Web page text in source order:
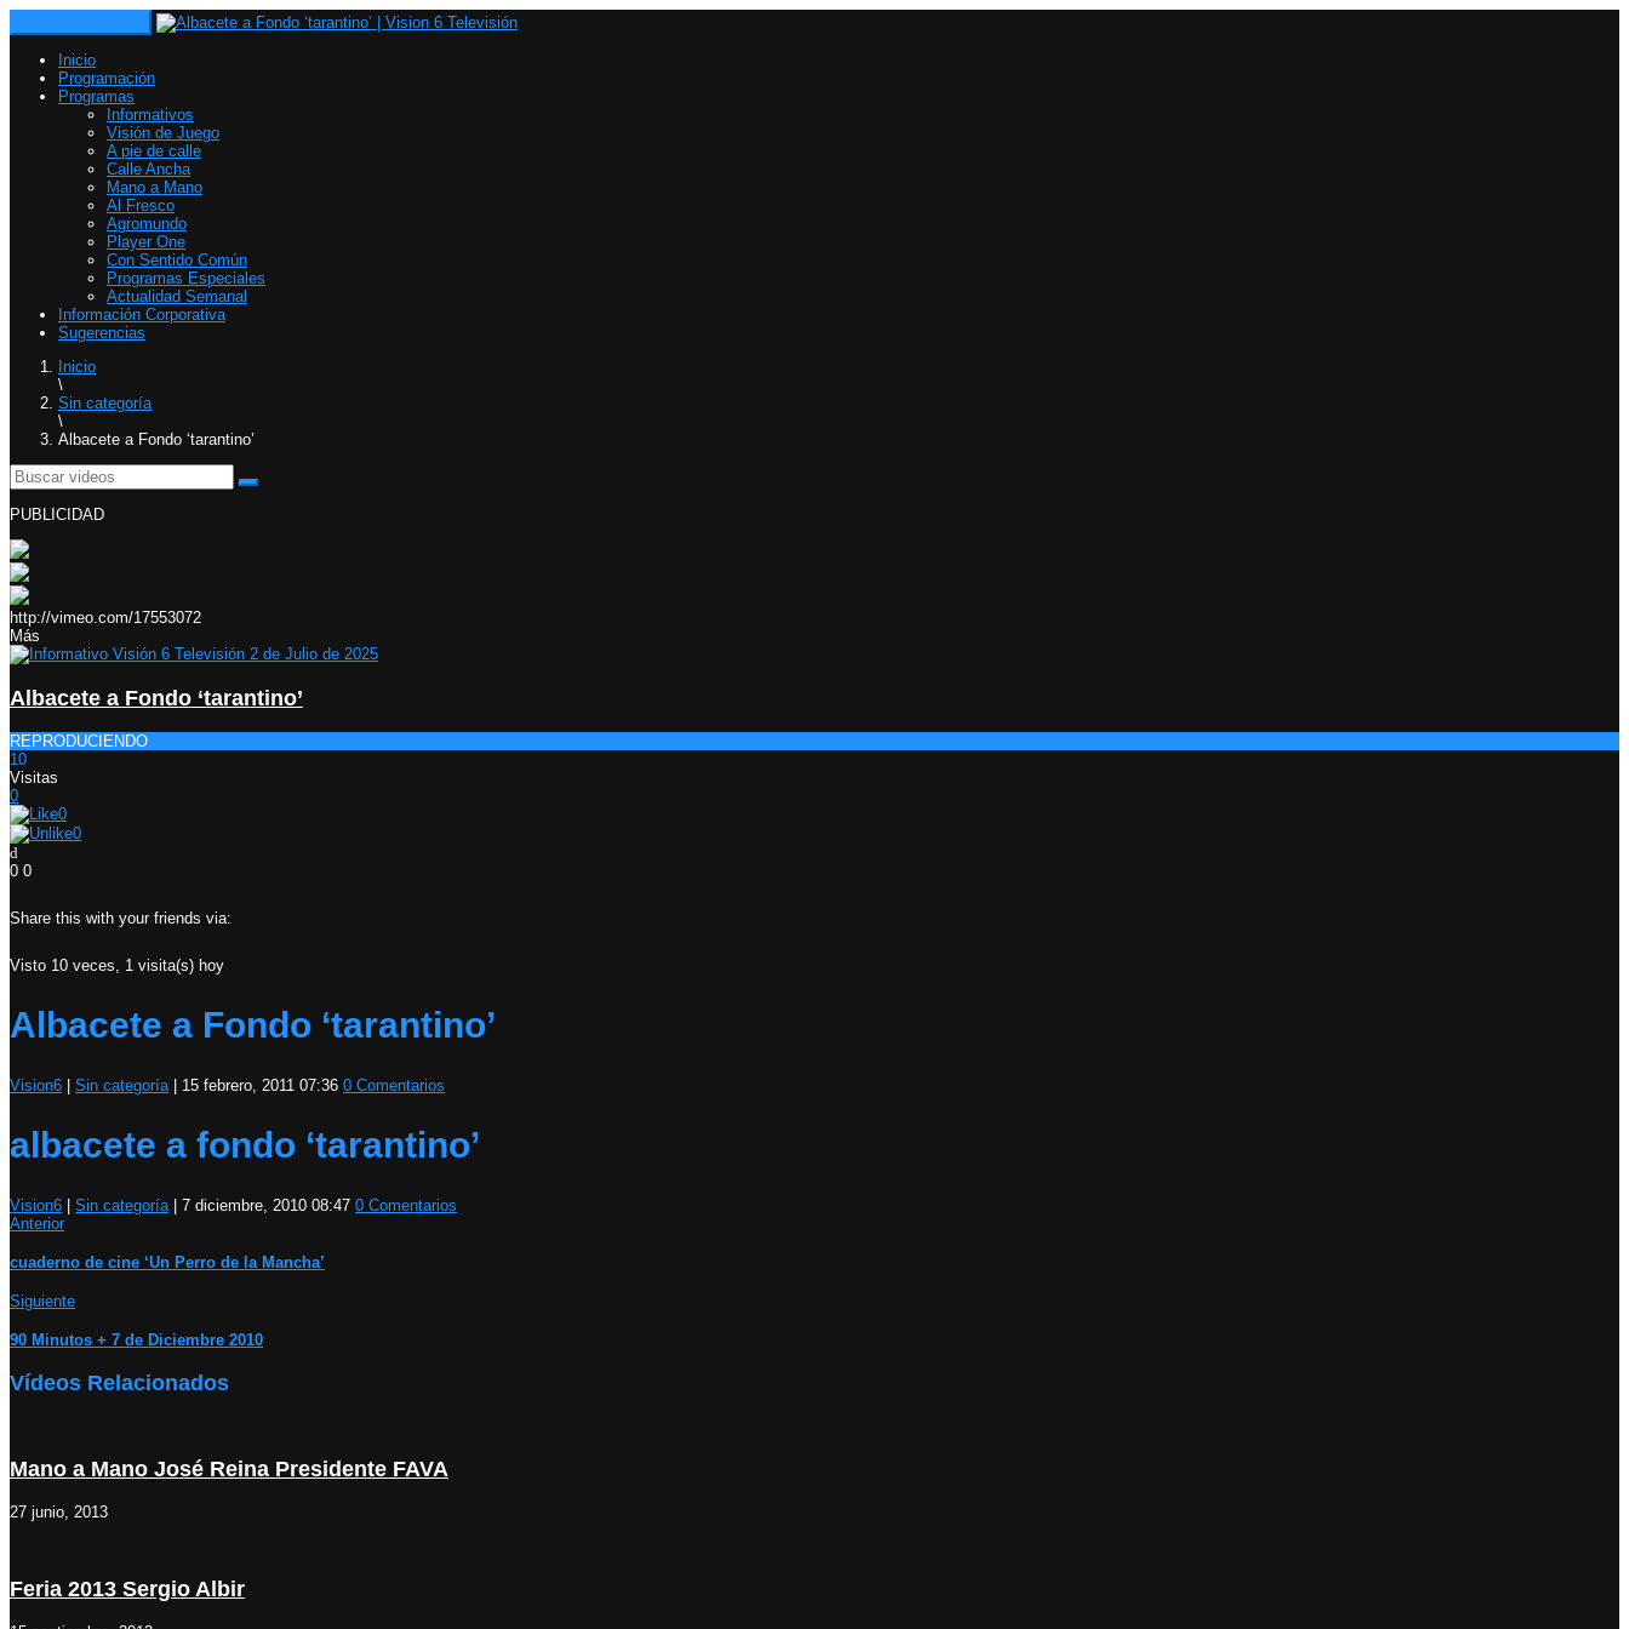
Inicio
Programación
Programas
Informativos
Visión de Juego
A pie de calle
Calle Ancha
Mano a Mano
Al Fresco
Agromundo
Player One
Con Sentido Común
Programas Especiales
Actualidad Semanal
Información Corporativa
Sugerencias
Inicio
\
Sin categoría
\
Albacete a Fondo ‘tarantino’
PUBLICIDAD
http://vimeo.com/17553072
Más
Albacete a Fondo ‘tarantino’
REPRODUCIENDO
10
Visitas
0
0
0
0 0
Share this with your friends via:
Visto 10 veces, 1 visita(s) hoy
Albacete a Fondo ‘tarantino’
Vision6 Sin categoría 15 febrero, 2011 07:36 0 Comentarios
albacete a fondo ‘tarantino’
Vision6 | Sin categoría | 7 diciembre, 2010 08:47 0 Comentarios
Anterior
cuaderno de cine ‘Un Perro de la Mancha’
Siguiente
90 Minutos + 7 de Diciembre 2010
Vídeos Relacionados
Mano a Mano José Reina Presidente FAVA
27 junio, 2013
Feria 2013 Sergio Albir